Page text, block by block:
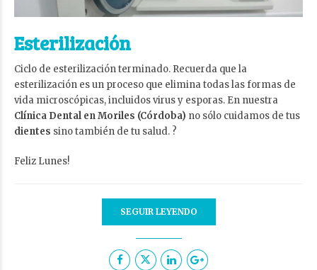
Esterilización
Ciclo de esterilización terminado. Recuerda que la
esterilización es un proceso que elimina todas las formas de
vida microscópicas, incluidos virus y esporas. En nuestra
Clínica Dental en Moriles (Córdoba) no sólo cuidamos de tus
dientes sino también de tu salud. ?
Feliz Lunes!
SEGUIR LEYENDO